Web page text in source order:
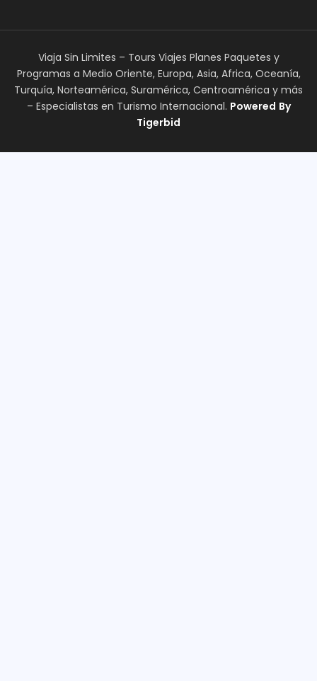
Viaja Sin Limites – Tours Viajes Planes Paquetes y
Programas a Medio Oriente, Europa, Asia, Africa, Oceanía,
Turquía, Norteamérica, Suramérica, Centroamérica y más
– Especialistas en Turismo Internacional. Powered By
Tigerbid